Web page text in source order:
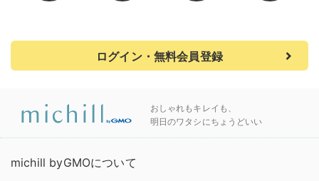
ログイン・無料会員登録
おしゃれもキレイも、
明日のワタシにちょうどいい
michill byGMOについて